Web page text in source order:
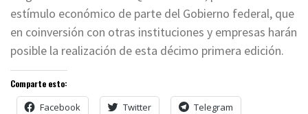
estímulo económico de parte del Gobierno federal, que
en coinversión con otras instituciones y empresas harán
posible la realización de esta décimo primera edición.
Comparte esto:
Facebook Twitter Telegram